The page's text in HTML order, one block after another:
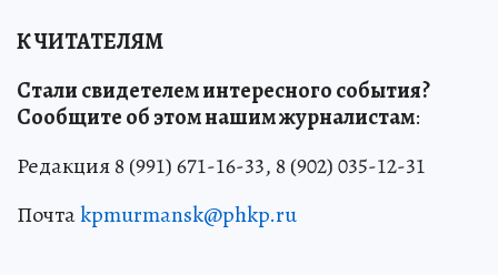
К ЧИТАТЕЛЯМ
Стали свидетелем интересного события?
Сообщите об этом нашим журналистам:
Редакция 8 (991) 671-16-33, 8 (902) 035-12-31
Почтаkpmurmansk@phkp.ru